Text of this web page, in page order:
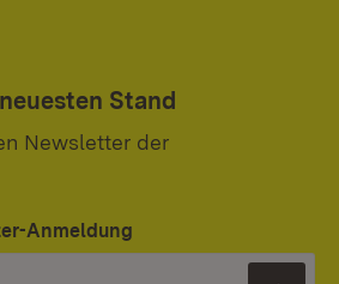
Stand
Newsletter der
Anmeldung